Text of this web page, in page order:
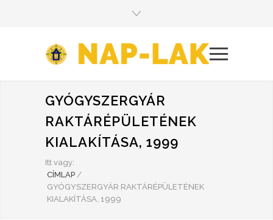
GYÓGYSZERGYÁR
RAKTÁRÉPÜLETÉNEK
KIALAKÍTÁSA, 1999
Itt vagy:
CÍMLAP /
GYÓGYSZERGYÁR RAKTÁRÉPÜLETÉNEK
KIALAKÍTÁSA, 1999